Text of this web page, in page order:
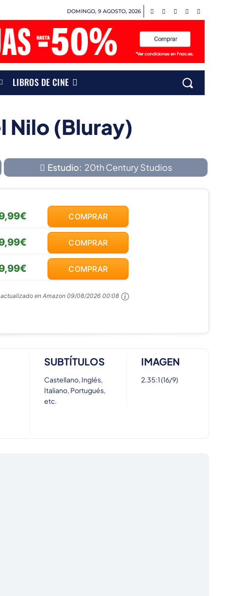
DOMINGO, 9 AGOSTO, 2026
LIBROS DE CINE
Nilo (Bluray)
Estudio: 20th Century Studios
COMPRAR
COMPRAR
COMPRAR
en Amazon09/08/2026 00:08
SUBTÍTULOS
Castellano, Inglés,
Italiano, Portugués,
etc.
IMAGEN
2.35:1 (16/9)